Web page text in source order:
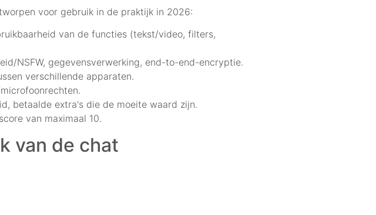
voor gebruik in de praktijk in 2026:
van de functies (tekst/video, filters,
NSFW, gegevensverwerking, end-to-end-encryptie.
verschillende apparaten.
betaalde extra's die de moeite waard zijn.
van maximaal 10.
van de chat